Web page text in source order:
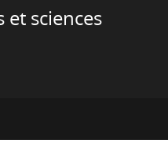
et sciences